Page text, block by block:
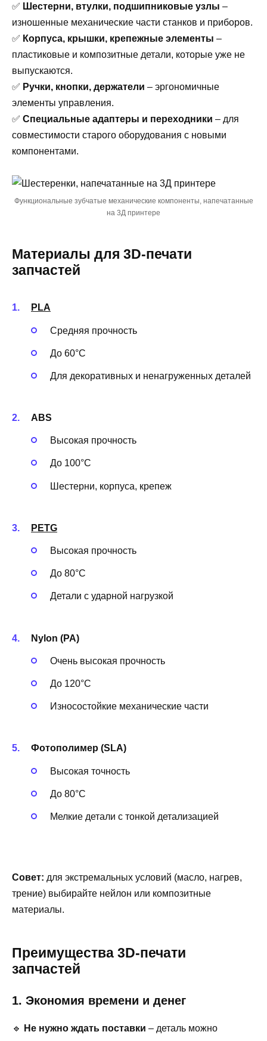
✅ Шестерни, втулки, подшипниковые узлы –
изношенные механические части станков и приборов.
✅ Корпуса, крышки, крепежные элементы –
пластиковые и композитные детали, которые уже не
выпускаются.
✅ Ручки, кнопки, держатели – эргономичные
элементы управления.
✅ Специальные адаптеры и переходники – для
совместимости старого оборудования с новыми
компонентами.
Функциональные зубчатые механические компоненты, напечатанные
на 3Д принтере
Материалы для 3D-печати
запчастей
PLA
Средняя прочность
До 60°C
Для декоративных и ненагруженных деталей
ABS
Высокая прочность
До 100°C
Шестерни, корпуса, крепеж
PETG
Высокая прочность
До 80°C
Детали с ударной нагрузкой
Nylon (PA)
Очень высокая прочность
До 120°C
Износостойкие механические части
Фотополимер (SLA)
Высокая точность
До 80°C
Мелкие детали с тонкой детализацией
Совет: для экстремальных условий (масло, нагрев,
трение) выбирайте нейлон или композитные
материалы.
Преимущества 3D-печати
запчастей
1. Экономия времени и денег
🔹 Не нужно ждать поставки – деталь можно